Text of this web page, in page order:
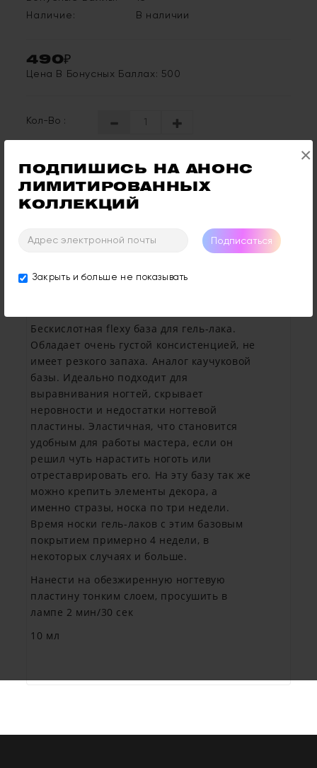
ПОДПИШИСЬ НА АНОНС
ЛИМИТИРОВАННЫХ
КОЛЛЕКЦИЙ
Подписаться
Закрыть и больше не показывать
×
Наличие:
В наличии
490₽
Цена В Бонусных Баллах: 500
Кол-Во :
Купить
Бескислотная flexy база для гель-лака.
Обладает очень густой консистенцией, не
имеет резкого запаха. Аналог каучуковой
базы. Идеально подходит для
выравнивания ногтей, скрывает
неровности и недостатки ногтевой
пластины. Эластичная, что становится
удобным для работы мастера, если он
решил чуть нарастить ноготь или
отреставрировать его. На эту базу так же
можно крепить элементы декора, а
именно стразы, носка по три недели.
Время носки гель-лаков с этим базовым
покрытием примерно 4 недели, в
некоторых случаях и больше.
Нанести на обезжиренную ногтевую
пластину тонким слоем, просушить в
лампе 2 мин/30 сек
10 мл